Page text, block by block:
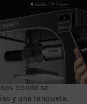
mismo día en la
Benito Juárez.
en las que las
pidiendo su
fueron
En dicho
de colectivas
donde se
y una tanqueta.